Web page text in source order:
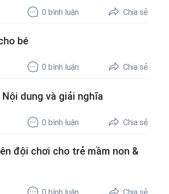
0bình luận Chia sẻ
bé
0 bình luận Chia sẻ
dung và giải nghĩa
0bình luận Chia sẻ
đội chơi cho trẻ mầm non &